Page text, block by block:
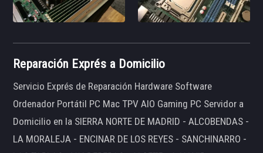
Reparación Exprés a Domicilio
Servicio Exprés de Reparación Hardware Software
Ordenador Portátil PC Mac TPV AIO Gaming PC Servidor a
Domicilio en la SIERRA NORTE DE MADRID - ALCOBENDAS -
LA MORALEJA - ENCINAR DE LOS REYES - SANCHINARRO -